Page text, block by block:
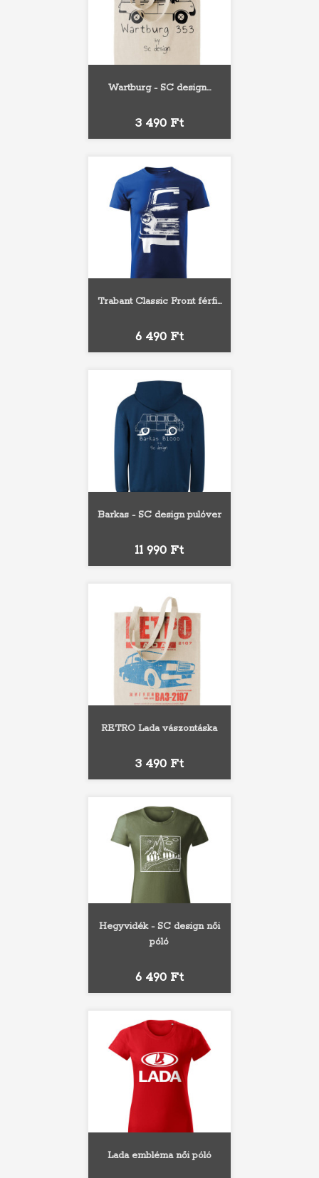
Wartburg - SC design...
Ár
3 490 Ft
Trabant Classic Front férfi...
Ár
6 490 Ft
Barkas - SC design pulóver
Ár
11 990 Ft
RETRO Lada vászontáska
Ár
3 490 Ft
Hegyvidék - SC design női
póló
Ár
6 490 Ft
Lada embléma női póló